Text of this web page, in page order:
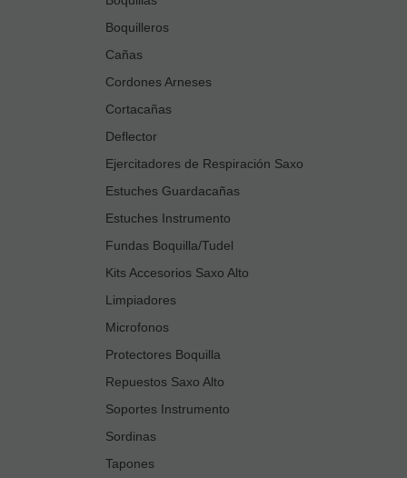
Boquilleros
Cañas
Cordones Arneses
Cortacañas
Deflector
Ejercitadores de Respiración Saxo
Estuches Guardacañas
Estuches Instrumento
Fundas Boquilla/Tudel
Kits Accesorios Saxo Alto
Limpiadores
Microfonos
Protectores Boquilla
Repuestos Saxo Alto
Soportes Instrumento
Sordinas
Tapones